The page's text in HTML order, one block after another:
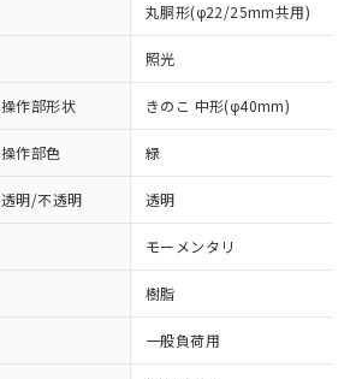
丸胴形(φ22/25mm共用)
照光
操作部形状 きのこ 中形(φ40mm)
操作部色 緑
透明/不透明 透明
モーメンタリ
樹脂
一般負荷用